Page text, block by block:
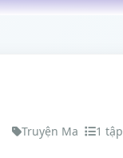
Truyện Ma 1 tập